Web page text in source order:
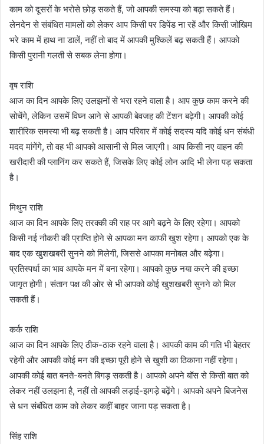
काम को दूसरों के भरोसे छोड़ सकते हैं, जो आपकी समस्या को बढ़ा सकते हैं।
लेनदेन से संबंधित मामलों को लेकर आप किसी पर डिपेंड ना रहें और किसी जोखिम
भरे काम में हाथ ना डालें, नहीं तो बाद में आपकी मुश्किलें बढ़ सकती हैं। आपको
किसी पुरानी गलती से सबक लेना होगा।
वृष राशि
आज का दिन आपके लिए उलझनों से भरा रहने वाला है। आप कुछ काम करने की
सोचेंगे, लेकिन उसमें विघ्न आने से आपकी बेवजह की टेंशन बढ़ेगी। आपकी कोई
शारीरिक समस्या भी बढ़ सकती है। आप परिवार में कोई सदस्य यदि कोई धन संबंधी
मदद मांगेंगे, तो वह भी आपको आसानी से मिल जाएगी। आप किसी नए वाहन की
खरीदारी की प्लानिंग कर सकते हैं, जिसके लिए कोई लोन आदि भी लेना पड़ सकता
है।
मिथुन राशि
आज का दिन आपके लिए तरक्की की राह पर आगे बढ़ने के लिए रहेगा। आपको
किसी नई नौकरी की प्राप्ति होने से आपका मन काफी खुश रहेगा। आपको एक के
बाद एक खुशखबरी सुनने को मिलेगी, जिससे आपका मनोबल और बढ़ेगा।
प्रतिस्पर्धा का भाव आपके मन में बना रहेगा। आपको कुछ नया करने की इच्छा
जागृत होगी। संतान पक्ष की ओर से भी आपको कोई खुशखबरी सुनने को मिल
सकती हैं।
कर्क राशि
आज का दिन आपके लिए ठीक-ठाक रहने वाला है। आपकी काम की गति भी बेहतर
रहेगी और आपकी कोई मन की इच्छा पूरी होने से खुशी का ठिकाना नहीं रहेगा।
आपकी कोई बात बनते-बनते बिगड़ सकती है। आपको अपने बॉस से किसी बात को
लेकर नहीं उलझना है, नहीं तो आपकी लड़ाई-झगड़े बढ़ेंगे। आपको अपने बिजनेस
से धन संबंधित काम को लेकर कहीं बाहर जाना पड़ सकता है।
सिंह राशि